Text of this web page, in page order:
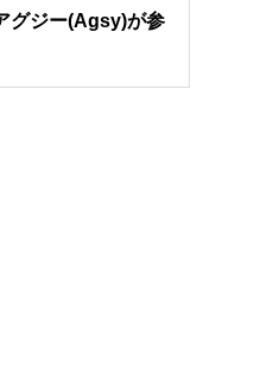
グジー(Agsy)が参